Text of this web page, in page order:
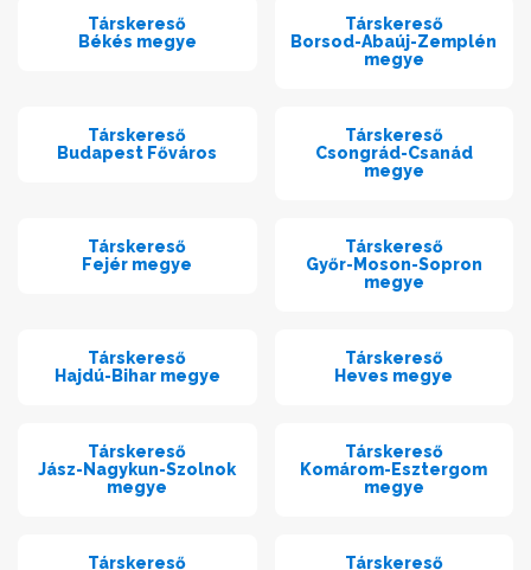
Társkereső
Békés megye
Társkereső
Borsod-Abaúj-Zemplén
megye
Társkereső
Budapest Főváros
Társkereső
Csongrád-Csanád
megye
Társkereső
Fejér megye
Társkereső
Győr-Moson-Sopron
megye
Társkereső
Hajdú-Bihar megye
Társkereső
Heves megye
Társkereső
Jász-Nagykun-Szolnok
megye
Társkereső
Komárom-Esztergom
megye
Társkereső
Társkereső